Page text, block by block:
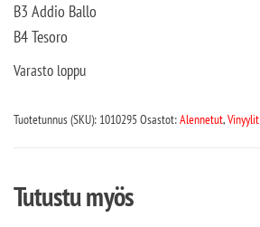
B3 Addio Ballo
B4 Tesoro
Varasto loppu
Tuotetunnus (SKU): 1010295Osastot:Alennetut,Vinyylit
Tutustu myös